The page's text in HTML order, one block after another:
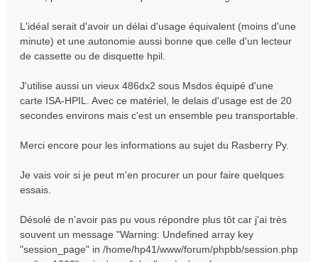
L'idéal serait d'avoir un délai d'usage équivalent (moins d'une
minute) et une autonomie aussi bonne que celle d'un lecteur
de cassette ou de disquette hpil.
J'utilise aussi un vieux 486dx2 sous Msdos équipé d'une
carte ISA-HPIL. Avec ce matériel, le delais d'usage est de 20
secondes environs mais c'est un ensemble peu transportable.
Merci encore pour les informations au sujet du Rasberry Py.
Je vais voir si je peut m'en procurer un pour faire quelques
essais.
Désolé de n'avoir pas pu vous répondre plus tôt car j'ai très
souvent un message "Warning: Undefined array key
"session_page" in /home/hp41/www/forum/phpbb/session.php